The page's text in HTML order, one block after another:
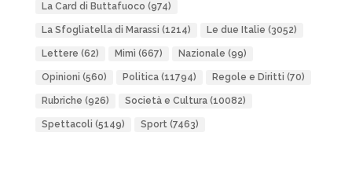
La Card di Buttafuoco (974)
La Sfogliatella di Marassi (1214) Le due Italie (3052)
Lettere (62) Mimì (667) Nazionale (99)
Opinioni (560) Politica(11794) Regole e Diritti (70)
Rubriche (926) Società e Cultura(10082)
Spettacoli (5149) Sport(7463)